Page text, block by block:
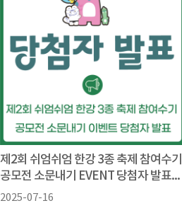
제2회 쉬엄쉬엄 한강 3종 축제 참여수기
공모전 소문내기 EVENT 당첨자 발표...
2025-07-16